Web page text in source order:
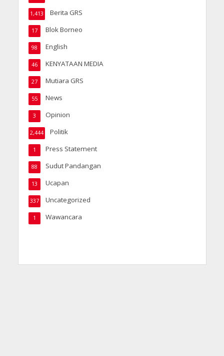
Berita GRS
1,413
Blok Borneo
17
English
98
KENYATAAN MEDIA
46
Mutiara GRS
27
News
55
Opinion
3
Politik
2,444
Press Statement
1
Sudut Pandangan
88
Ucapan
13
Uncategorized
337
Wawancara
1